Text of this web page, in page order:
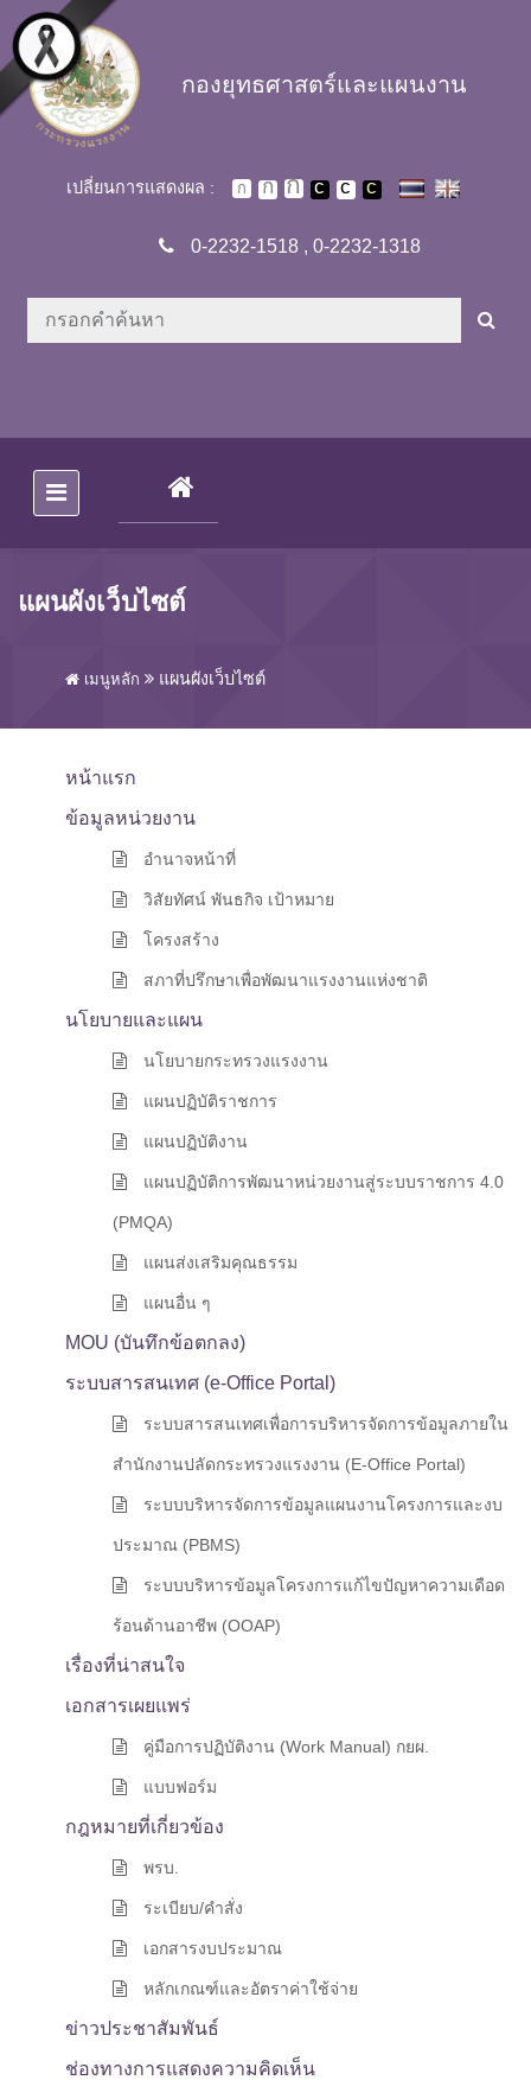
Skip to main content
กองยุทธศาสตร์และแผนงาน
เปลี่ยนการแสดงผล :
0-2232-1518, 0-2232-1318
(CURRENT)
แผนผังเว็บไซต์
เมนูหลัก แผนผังเว็บไซต์
หน้าแรก
ข้อมูลหน่วยงาน
อำนาจหน้าที่
วิสัยทัศน์ พันธกิจ เป้าหมาย
โครงสร้าง
สภาที่ปรึกษาเพื่อพัฒนาแรงงานแห่งชาติ
นโยบายและแผน
นโยบายกระทรวงแรงงาน
แผนปฏิบัติราชการ
แผนปฏิบัติงาน
แผนปฏิบัติการพัฒนาหน่วยงานสู่ระบบราชการ 4.0
(PMQA)
แผนส่งเสริมคุณธรรม
แผนอื่น ๆ
MOU (บันทึกข้อตกลง)
ระบบสารสนเทศ (e-Office Portal)
ระบบสารสนเทศเพื่อการบริหารจัดการข้อมูลภายใน
สำนักงานปลัดกระทรวงแรงงาน (e-Office Portal)
ระบบบริหารจัดการข้อมูลแผนงานโครงการและงบ
ประมาณ (PBMS)
ระบบบริหารข้อมูลโครงการแก้ไขปัญหาความเดือด
ร้อนด้านอาชีพ (OOAP)
เรื่องที่น่าสนใจ
เอกสารเผยแพร่
คู่มือการปฏิบัติงาน (Work Manual) กยผ.
แบบฟอร์ม
กฎหมายที่เกี่ยวข้อง
พรบ.
ระเบียบ/คำสั่ง
เอกสารงบประมาณ
หลักเกณฑ์และอัตราค่าใช้จ่าย
ข่าวประชาสัมพันธ์
ช่องทางการแสดงความคิดเห็น